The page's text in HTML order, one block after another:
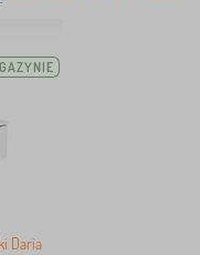
Daria